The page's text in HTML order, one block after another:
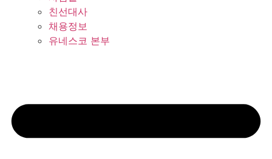
친선대사
채용정보
유네스코 본부